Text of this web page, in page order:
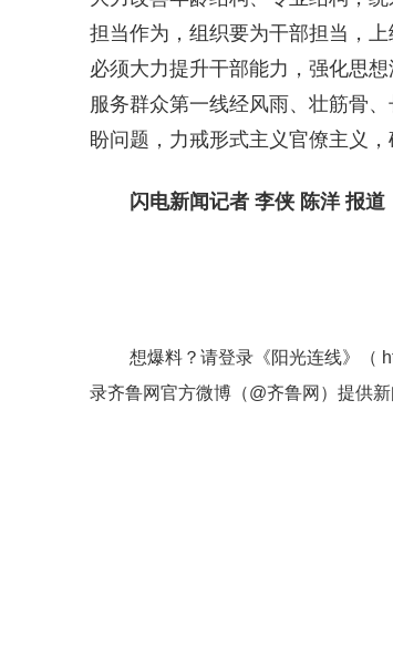
担当作为，组织要为干部担当，
必须大力提升干部能力，强化思
服务群众第一线经风雨、壮筋骨
盼问题，力戒形式主义官僚主义
闪电新闻记者 李侠 陈洋 报道
想爆料？请登录《阳光连线》（
录齐鲁网官方微博（@齐鲁网 ）提供